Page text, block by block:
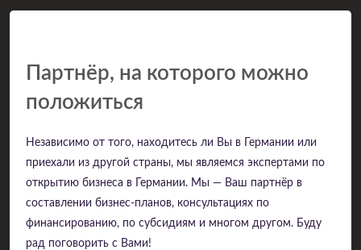
Партнёр, на которого можно
положиться
Независимо от того, находитесь ли Вы в Германии или
приехали из другой страны, мы являемся экспертами по
открытию бизнеса в Германии. Мы — Ваш партнёр в
составлении бизнес-планов, консультациях по
финансированию, по субсидиям и многом другом. Буду
рад поговорить с Вами!